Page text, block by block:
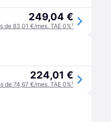
249,04 €
de 83,01 €/mes. TAE 0%¹
224,01 €
de 74,67 €/mes. TAE 0%¹